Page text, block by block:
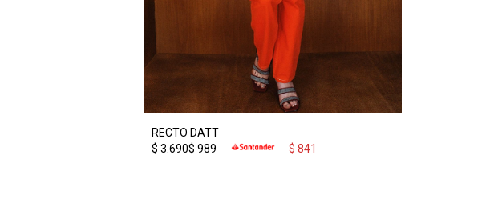
RECTO DATT
$ 989
$3.690 $ 841